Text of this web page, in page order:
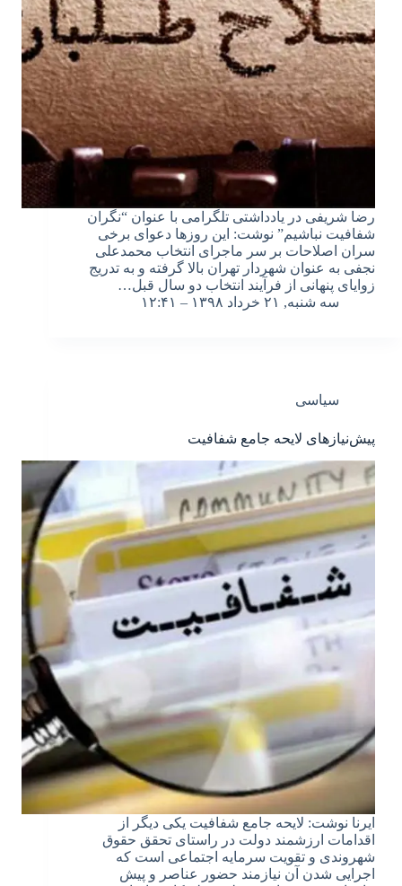
رضا شریفی در یادداشتی تلگرامی با عنوان “نگران
شفافیت نباشیم” نوشت: این روزها دعوای برخی
سران اصلاحات بر سر ماجرای انتخاب محمدعلی
نجفی به عنوان شهردار تهران بالا گرفته و به تدریج
زوایای پنهانی از فرآیند انتخاب دو سال قبل…
سه شنبه, ۲۱ خرداد ۱۳۹۸ – ۱۲:۴۱
سیاسی
پیش‌نیازهای لایحه جامع شفافیت
ایرنا نوشت: لایحه جامع شفافیت یکی دیگر از
اقدامات ارزشمند دولت در راستای تحقق حقوق
شهروندی و تقویت سرمایه اجتماعی است که
اجرایی شدن آن نیازمند حضور عناصر و پیش